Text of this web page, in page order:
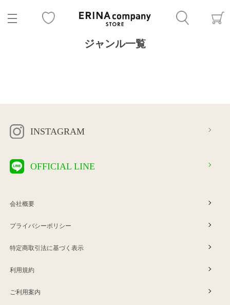
ジャンル一覧
INSTAGRAM
OFFICIAL LINE
会社概要
プライバシーポリシー
特定商取引法に基づく表示
利用規約
ご利用案内